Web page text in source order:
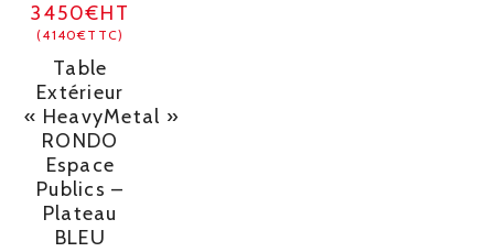
3450€HT
(4140€TTC)
Table
Extérieur
« HeavyMetal »
RONDO
Espace
Publics –
Plateau
BLEU